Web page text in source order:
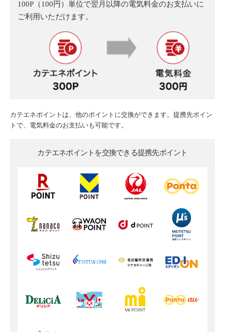
100P（100円）単位で翌月以降の電気料金のお支払いに
ご利用いただけます。
カテエネポイントは、他のポイントに交換ができます。提携先ポイン
トで、電気料金のお支払いも可能です。
カテエネポイントを交換できる提携先ポイント